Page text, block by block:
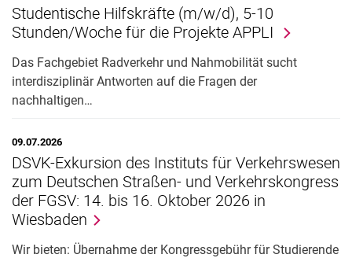
Studienservice
Abschlussfeier
Infothek (FAQs und Downloads)
Lehrveranstaltungsübersicht
Nachteilsausgleich
Prüfungsordnung - Wechsel
Prüfungstermine
Weitere Formulare zum Download
Studiengänge
Beratungsangebote
Studentische Hilfskräfte (m/w/d), 5-10
Stunden/Woche für die Projekte APPLI
Das Fachgebiet Radverkehr und Nahmobilität sucht
interdisziplinär Antworten auf die Fragen der
nachhaltigen…
09.07.2026
DSVK-Exkursion des Instituts für Verkehrswesen
zum Deutschen Straßen- und Verkehrskongress
der FGSV: 14. bis 16. Oktober 2026 in
Wiesbaden
Wir bieten: Übernahme der Kongressgebühr für Studierende